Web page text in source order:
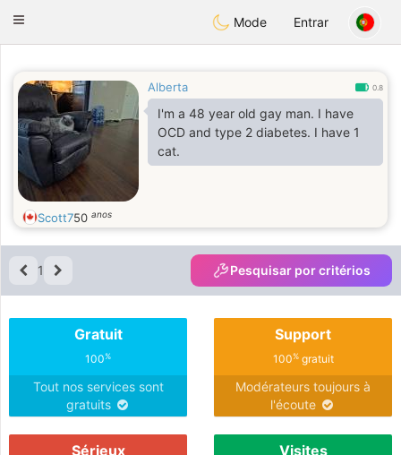
Animour
Toggle
Mode Entrar
Alberta 0.8
I'm a 48 year old gay man. I have
OCD and type 2 diabetes. I have 1
cat.
Scott750 anos
1 Pesquisar por critérios
Gratuit
100%
Tout nos services sont
gratuits
Support
100%gratuit
Modérateurs toujours à
l'écoute
Sérieux Visites